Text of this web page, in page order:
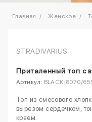
Главная Женское
STRADIVARIUS
Приталенный топ с
Артикул: BLACK|8070/
Топ из смесового
вырезом сердечком,
краем.